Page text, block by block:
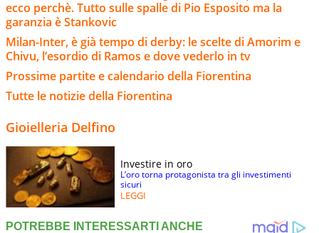
ecco perchè. Tutto sulle spalle di Pio Esposito ma la
garanzia è Stankovic
Milan-Inter, è già tempo di derby: le scelte di Amorim e
Chivu, l’esordio di Ramos e dove vederlo in tv
Prossime partite e calendario della Fiorentina
Tutte le notizie della Fiorentina
Gioielleria Delfino
Investire in oro
L’oro torna protagonista tra gli investimenti
sicuri
LEGGI